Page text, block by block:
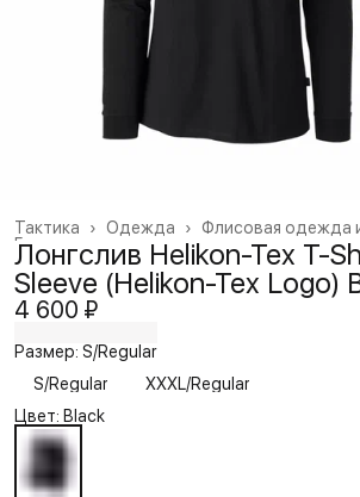
Флисовая одежда
Одежда ›
Тактика
›
Главная
Лонгслив Helikon-Tex T-
Sleeve (Helikon-Tex Logo)
4 600 ₽
Размер: S/Regular
S/Regular
XXXL/Regular
Цвет: Black